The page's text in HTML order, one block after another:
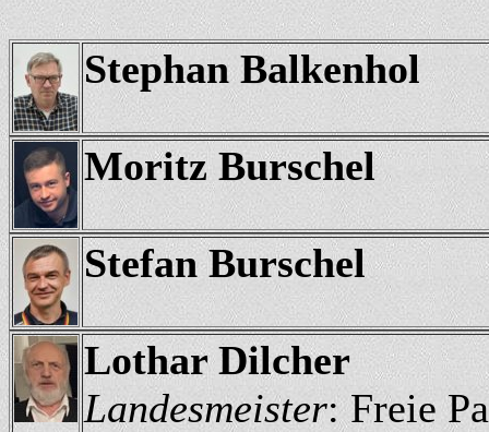
Stephan Balkenhol
Moritz Burschel
Stefan Burschel
Lothar Dilcher
Landesmeister: Freie